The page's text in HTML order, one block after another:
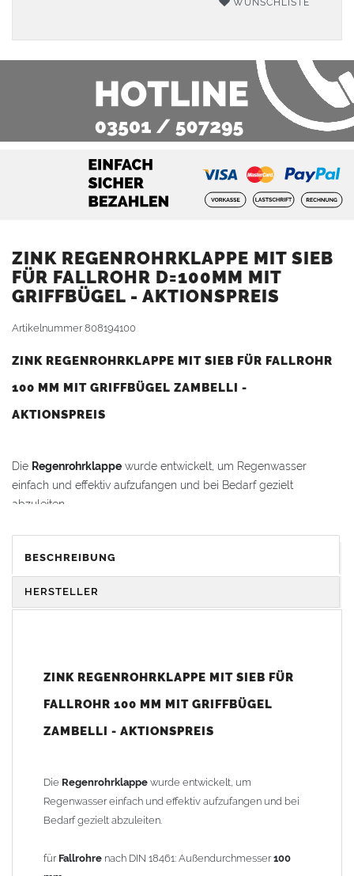
WUNSCHLISTE
ZINK REGENROHRKLAPPE MIT SIEB
FÜR FALLROHR D=100MM MIT
GRIFFBÜGEL - AKTIONSPREIS
Artikelnummer808194100
ZINK REGENROHRKLAPPE MIT SIEB FÜR FALLROHR
100 MM MIT GRIFFBÜGEL ZAMBELLI -
AKTIONSPREIS
Die Regenrohrklappe wurde entwickelt, um Regenwasser
einfach und effektiv aufzufangen und bei Bedarf gezielt
abzuleiten.
Vorteile:
Oben mit einer Fallrohrmuffe für einfache Montage.
Zink.
Das Sieb kann zur Reinigung spielend leicht
Einfache Montage:
Ca. 30 cm aus dem Fallrohrheraussägen
Regenrohrklappedazwischen stecken (evtl. mit
FERTIG!
BESCHREIBUNG
HERSTELLER
ZINK REGENROHRKLAPPE MIT SIEB FÜR
FALLROHR 100 MM MIT GRIFFBÜGEL
ZAMBELLI - AKTIONSPREIS
Die Regenrohrklappe wurde entwickelt, um
Regenwasser einfach und effektiv aufzufangen und bei
Bedarf gezielt abzuleiten.
für Fallrohre nach DIN 18461: Außendurchmesser100